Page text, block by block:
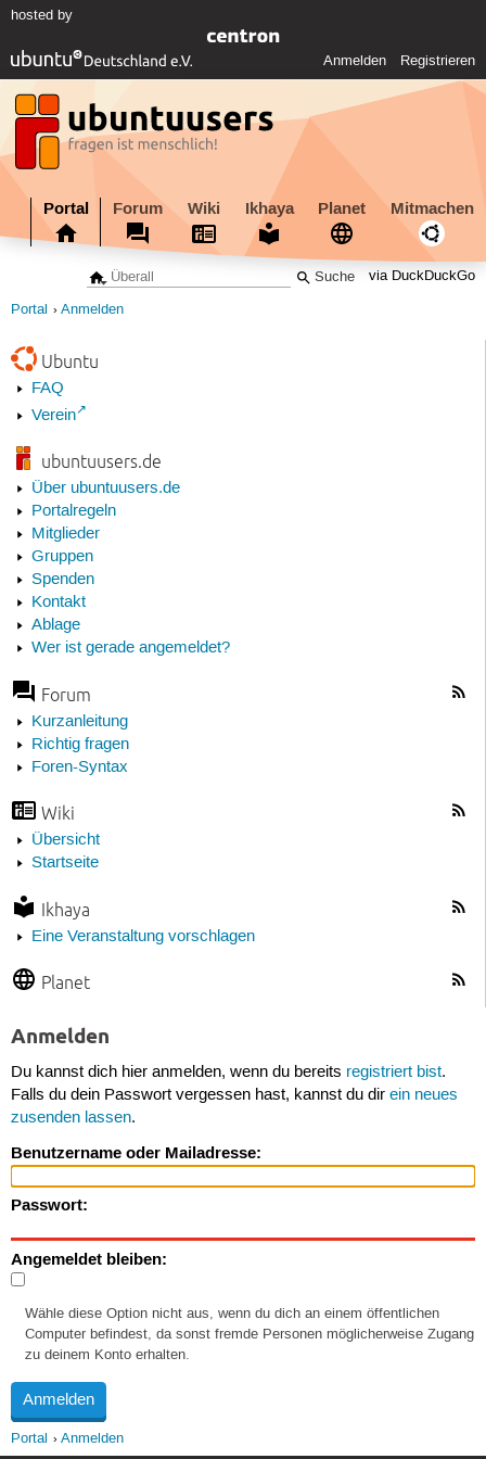
hosted by
Anmelden Registrieren
Portal Forum Wiki Ikhaya Planet Mitmachen
via DuckDuckGo
Portal Anmelden
Ubuntu
FAQ
Verein
ubuntuusers.de
Über ubuntuusers.de
Portalregeln
Mitglieder
Gruppen
Spenden
Kontakt
Ablage
Wer ist gerade angemeldet?
Forum
Kurzanleitung
Richtig fragen
Foren-Syntax
Wiki
Übersicht
Startseite
Ikhaya
Eine Veranstaltung vorschlagen
Planet
Anmelden
Du kannst dich hier anmelden, wenn du bereits registriert bist.
Falls du dein Passwort vergessen hast, kannst du dir ein neues
zusenden lassen.
Benutzername oder Mailadresse:
Passwort:
Angemeldet bleiben:
Wähle diese Option nicht aus, wenn du dich an einem öffentlichen
Computer befindest, da sonst fremde Personen möglicherweise Zugang
zu deinem Konto erhalten.
Portal Anmelden